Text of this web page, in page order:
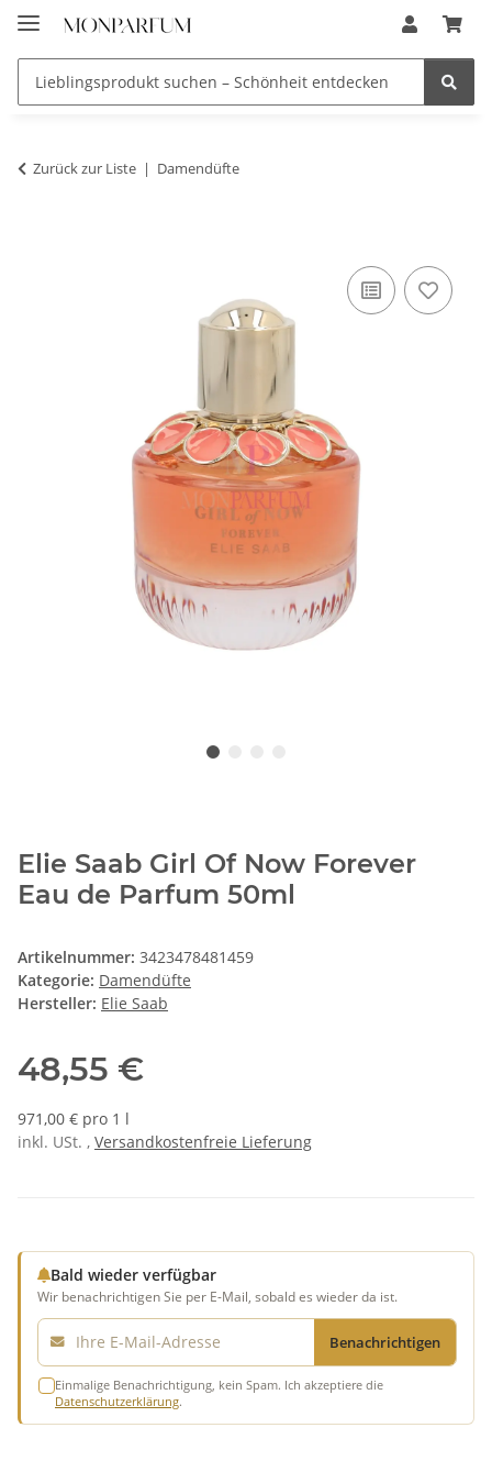
Zurück zur Liste Damendüfte
Elie Saab Girl Of Now Forever
Eau de Parfum 50ml
Artikelnummer: 3423478481459
Kategorie: Damendüfte
Hersteller: Elie Saab
48,55 €
971,00 € pro 1 l
inkl. USt. , Versandkostenfreie Lieferung
Bald wieder verfügbar
Wir benachrichtigen Sie per E-Mail, sobald es wieder da ist.
E-Mail
Benachrichtigen
Einmalige Benachrichtigung, kein Spam. Ich akzeptiere die
Datenschutzerklärung.